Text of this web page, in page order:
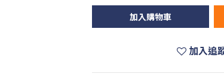
加入購物車
加入追